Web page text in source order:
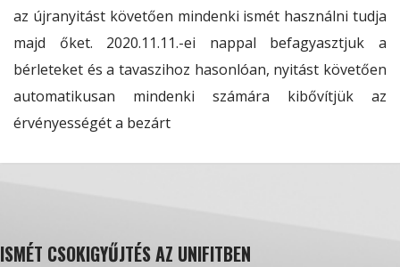
az újranyitást követően mindenki ismét használni tudja
majd őket. 2020.11.11.-ei nappal befagyasztjuk a
bérleteket és a tavaszihoz hasonlóan, nyitást követően
automatikusan mindenki számára kibővítjük az
érvényességét a bezárt
ISMÉT CSOKIGYŰJTÉS AZ UNIFITBEN